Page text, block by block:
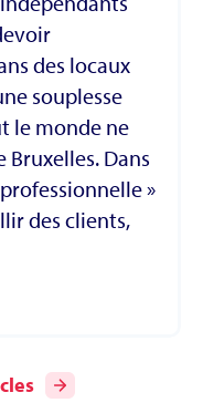
des locaux
souplesse
le monde ne
Dans
»
des clients,